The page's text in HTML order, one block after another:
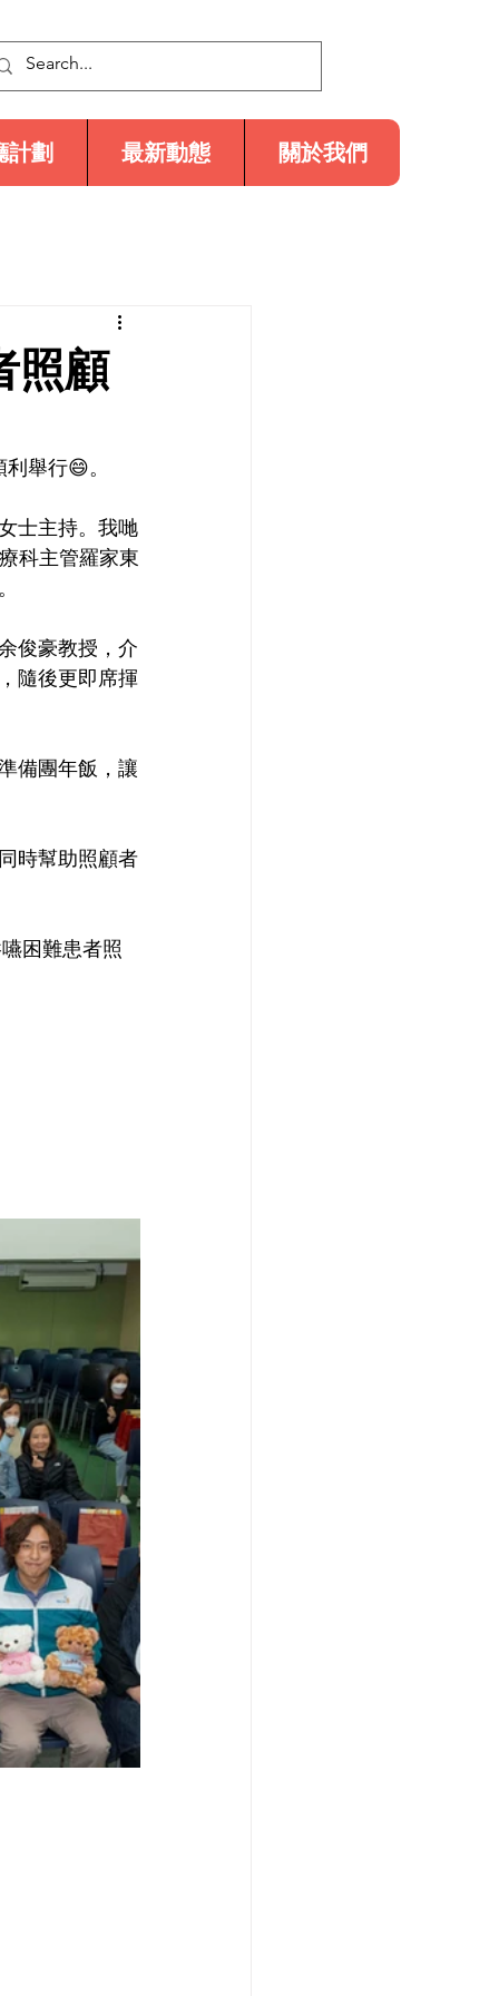
計劃 最新動態 關於我們
照顧
舉行😄。
士主持。我哋
科主管羅家東
俊豪教授，介
隨後更即席揮
備團年飯，讓
時幫助照顧者
困難患者照